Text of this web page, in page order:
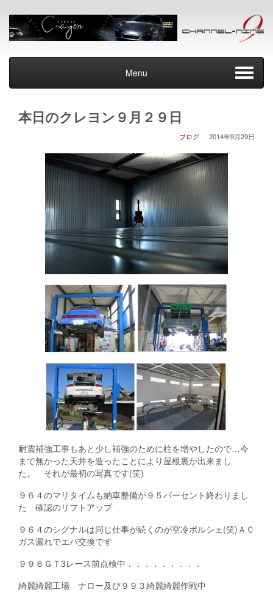
Menu
本日のクレヨン９月２９日
2014年9月29日
ブログ
耐震補強工事もあと少し補強のために柱を増やしたので…今
まで無かった天井を造ったことにより屋根裏が出来まし
た。 それが最初の写真です(笑)
９６４のマリタイムも納車整備が９５パーセント終わりまし
た 確認のリフトアップ
９６４のシグナルは同じ仕事が続くのが空冷ポルシェ(笑)ＡＣ
ガス漏れでエバ交換です
９９６ＧＴ3レース前点検中．．．．．．．．．
綺麗綺麗工場 ナロー及び９９３綺麗綺麗作戦中